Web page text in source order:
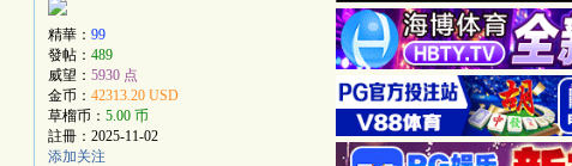
精華： 99
發帖： 489
威望： 5930 点
金币： 42313.20 USD
草榴币： 5.00 币
註冊： 2025-11-02
添加关注